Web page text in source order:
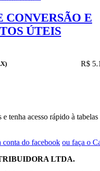
CONVERSÃO E
ÚTEIS
R$
tenha acesso rápido à
conta do facebook ou faça o
LTDA.